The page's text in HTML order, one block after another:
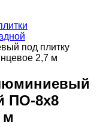
под плитку
2,7 м
ПО-8х8
м